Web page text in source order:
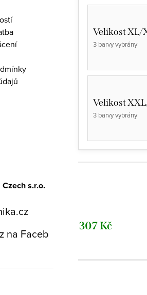
s.r.o.
na Faceb
Velikost XL/
3 barvy vybrány
Velikost
3 barvy vybrány
307 Kč